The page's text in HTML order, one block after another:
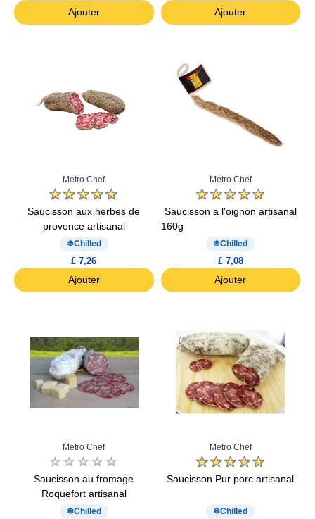
Ajouter Ajouter
Metro Chef
Saucisson aux herbes de
provence artisanal
Chilled
£ 7,26
Ajouter
Metro Chef
Saucisson a l'oignon artisanal
160g
Chilled
£ 7,08
Ajouter
Metro Chef
Saucisson au fromage
Roquefort artisanal
Chilled
Metro Chef
Saucisson Pur porc artisanal
Chilled